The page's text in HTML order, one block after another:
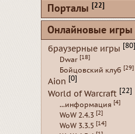
Порталы [22]
Онлайновые игры
браузерные игры [80]
Dwar [18]
Бойцовский клуб [29]
Aion [0]
World of Warcraft [22]
...информация [4]
WoW 2.4.3 [2]
WoW 3.3.5 [14]